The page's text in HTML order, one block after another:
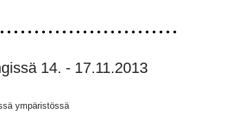
14. - 17.11.2013
ympäristössä